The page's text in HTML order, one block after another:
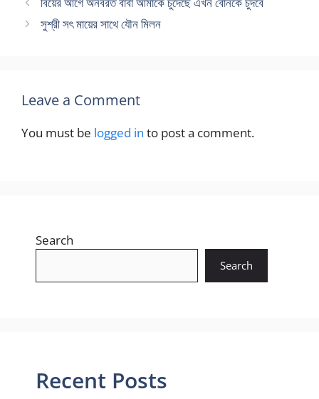
সুশ্রী সৎ মায়ের সাথে যৌন মিলন
Leave a Comment
You must be logged in to post a comment.
Search
Search
Recent Posts